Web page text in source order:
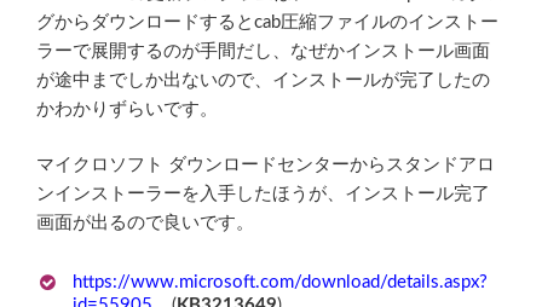
グからダウンロードするとcab圧縮ファイルのインストー
ラーで展開するのが手間だし、なぜかインストール画面
が途中までしか出ないので、インストールが完了したの
かわかりずらいです。
マイクロソフト ダウンロードセンターからスタンドアロ
ンインストーラーを入手したほうが、インストール完了
画面が出るので良いです。
https://www.microsoft.com/download/details.aspx?